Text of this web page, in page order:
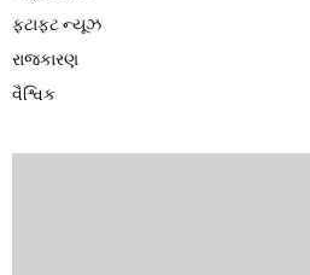
ફટાફટ ન્યૂઝ
રાજકારણ
વૈશ્વિક